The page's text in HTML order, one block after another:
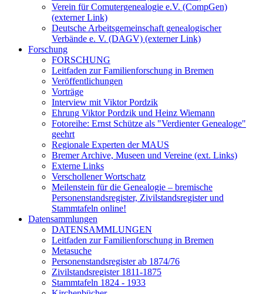
Verein für Comutergenealogie e.V. (CompGen)
(externer Link)
Deutsche Arbeitsgemeinschaft genealogischer
Verbände e. V. (DAGV) (externer Link)
Forschung
FORSCHUNG
Leitfaden zur Familienforschung in Bremen
Veröffentlichungen
Vorträge
Interview mit Viktor Pordzik
Ehrung Viktor Pordzik und Heinz Wiemann
Fotoreihe: Ernst Schütze als "Verdienter Genealoge"
geehrt
Regionale Experten der MAUS
Bremer Archive, Museen und Vereine (ext. Links)
Externe Links
Verschollener Wortschatz
Meilenstein für die Genealogie – bremische
Personenstandsregister, Zivilstandsregister und
Stammtafeln online!
Datensammlungen
DATENSAMMLUNGEN
Leitfaden zur Familienforschung in Bremen
Metasuche
Personenstandsregister ab 1874/76
Zivilstandsregister 1811-1875
Stammtafeln 1824 - 1933